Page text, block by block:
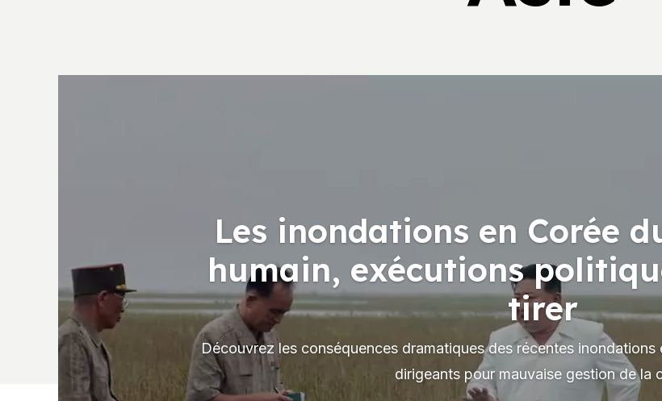
Les inondations en Corée
humain, exécutions
tirer
Découvrez les conséquences dramatiques des récentes
dirigeants pour mauvaise gestion de la